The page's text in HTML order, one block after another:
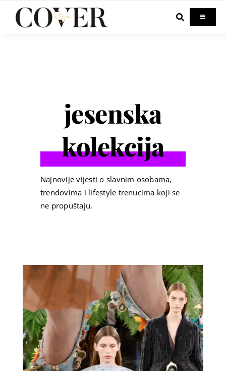
Toggle
Out & About
jesenska
kolekcija
Najnovije vijesti o slavnim osobama,
trendovima i lifestyle trenucima koji se
ne propuštaju.